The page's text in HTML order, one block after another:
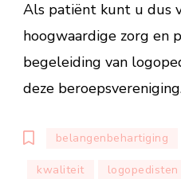
Als patiënt kunt u dus
hoogwaardige zorg en
begeleiding van
deze
belangenbehartiging
kwaliteit logopedisten